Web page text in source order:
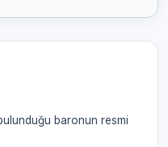
baronun resmi